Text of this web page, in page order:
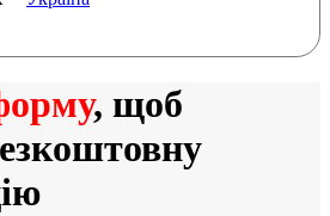
, щоб